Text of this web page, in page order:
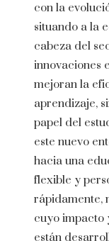
con la
situando a la
cabeza del
innovaciones
mejoran la
aprendizaje,
papel del
este nuevo
hacia una
flexible y
rápidamente,
cuyo impacto
están